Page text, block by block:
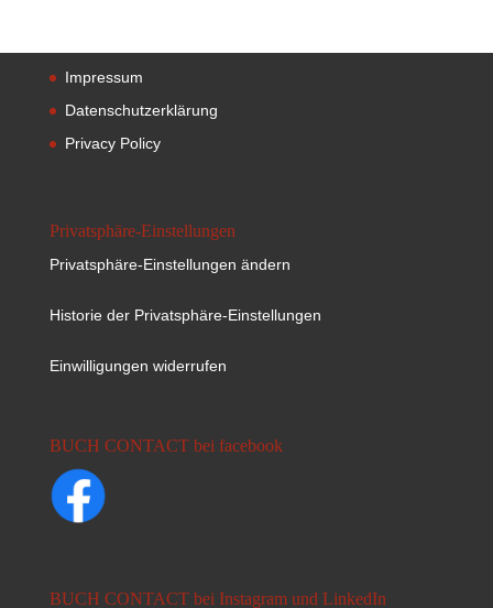
Impressum
Datenschutzerklärung
Privacy Policy
Privatsphäre-Einstellungen
Privatsphäre-Einstellungen ändern
Historie der Privatsphäre-Einstellungen
Einwilligungen widerrufen
BUCH CONTACT bei facebook
BUCH CONTACT bei Instagram und LinkedIn